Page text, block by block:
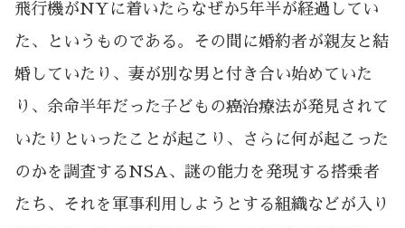
飛行機がNYに着いたらなぜか5年半が経過してい
た、というものである。その間に婚約者が親友と結
婚していたり、妻が別な男と付き合い始めていた
り、余命半年だった子どもの癌治療法が発見されて
いたりといったことが起こり、さらに何が起こった
のかを調査するNSA、謎の能力を発現する搭乗者
たち、それを軍事利用しようとする組織などが入り